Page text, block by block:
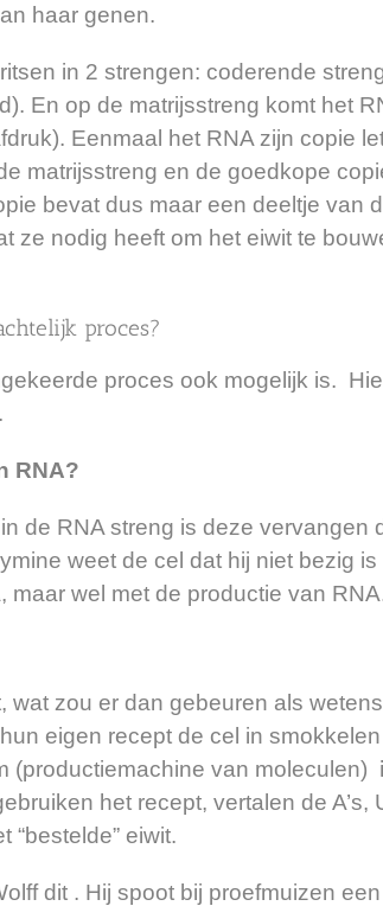
haar genen.
in 2 strengen: coderende
En op de matrijsstreng komt het
Eenmaal het RNA zijn copie
matrijsstreng en de goedkope
bevat dus maar een deeltje van
ze nodig heeft om het eiwit te
proces?
proces ook mogelijk is.
RNA?
de RNA streng is deze vervangen
weet de cel dat hij niet bezig is
wel met de productie van
wat zou er dan gebeuren als
eigen recept de cel in
(productiemachine van moleculen)
het recept, vertalen de A’s,
“bestelde” eiwit.
dit . Hij spoot bij proefmuizen